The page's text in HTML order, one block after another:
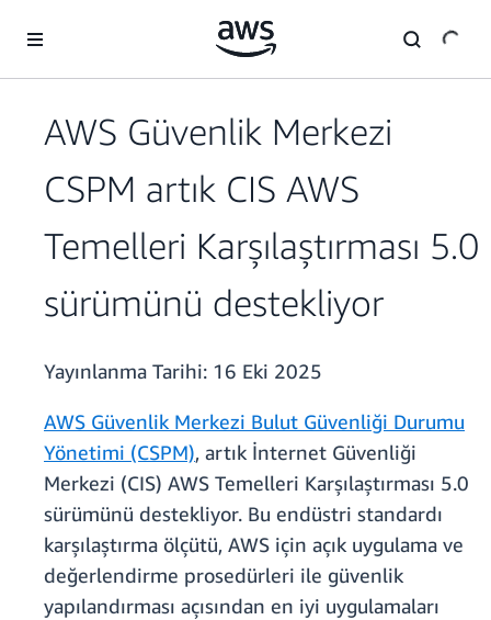
AWS Güvenlik Merkezi
CSPM artık CIS AWS
Temelleri Karşılaştırması 5.0
sürümünü destekliyor
Yayınlanma Tarihi: 16 Eki 2025
AWS Güvenlik Merkezi Bulut Güvenliği Durumu
Yönetimi (CSPM), artık İnternet Güvenliği
Merkezi (CIS) AWS Temelleri Karşılaştırması 5.0
sürümünü destekliyor. Bu endüstri standardı
karşılaştırma ölçütü, AWS için açık uygulama ve
değerlendirme prosedürleri ile güvenlik
yapılandırması açısından en iyi uygulamaları